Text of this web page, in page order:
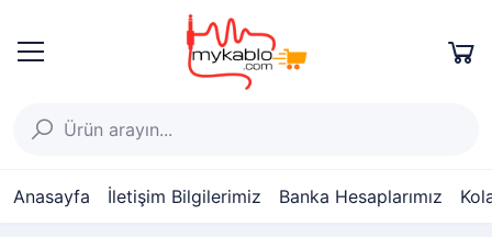
Anasayfa İletişim Bilgilerimiz Banka Hesaplarımız